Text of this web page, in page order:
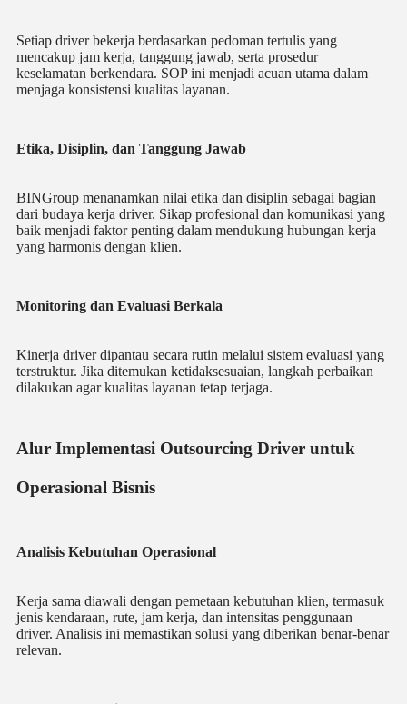
Setiap driver bekerja berdasarkan pedoman tertulis yang
mencakup jam kerja, tanggung jawab, serta prosedur
keselamatan berkendara. SOP ini menjadi acuan utama dalam
menjaga konsistensi kualitas layanan.
Etika, Disiplin, dan Tanggung Jawab
BINGroup menanamkan nilai etika dan disiplin sebagai bagian
dari budaya kerja driver. Sikap profesional dan komunikasi yang
baik menjadi faktor penting dalam mendukung hubungan kerja
yang harmonis dengan klien.
Monitoring dan Evaluasi Berkala
Kinerja driver dipantau secara rutin melalui sistem evaluasi yang
terstruktur. Jika ditemukan ketidaksesuaian, langkah perbaikan
dilakukan agar kualitas layanan tetap terjaga.
Alur Implementasi Outsourcing Driver untuk
Operasional Bisnis
Analisis Kebutuhan Operasional
Kerja sama diawali dengan pemetaan kebutuhan klien, termasuk
jenis kendaraan, rute, jam kerja, dan intensitas penggunaan
driver. Analisis ini memastikan solusi yang diberikan benar-benar
relevan.